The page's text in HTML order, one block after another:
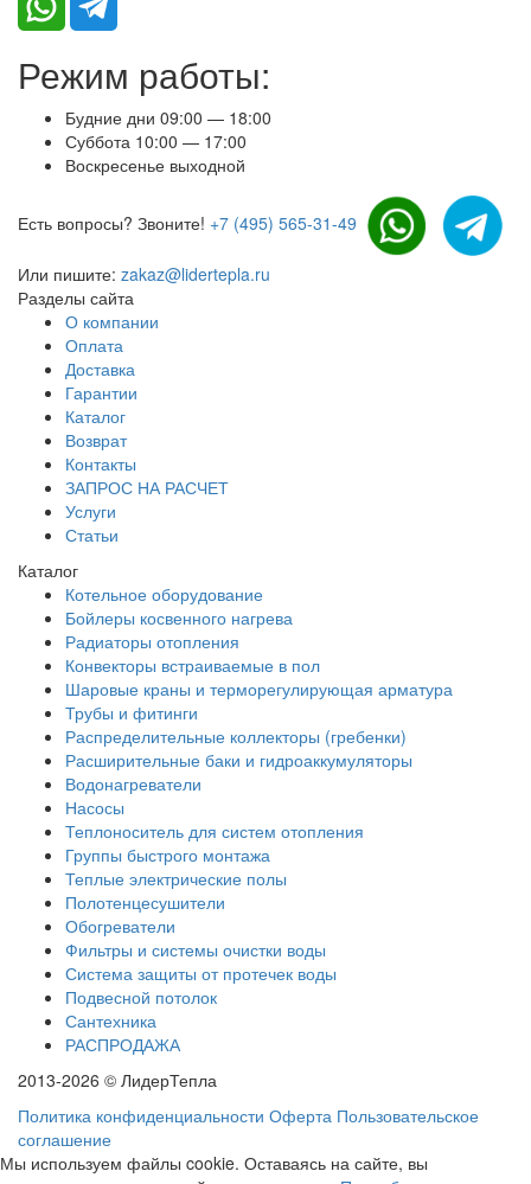
Режим работы:
Будние дни 09:00 — 18:00
Суббота 10:00 — 17:00
Воскресенье выходной
Есть вопросы? Звоните! +7 (495) 565-31-49
Или пишите: zakaz@lidertepla.ru
Разделы сайта
О компании
Оплата
Доставка
Гарантии
Каталог
Возврат
Контакты
ЗАПРОС НА РАСЧЕТ
Услуги
Статьи
Каталог
Котельное оборудование
Бойлеры косвенного нагрева
Радиаторы отопления
Конвекторы встраиваемые в пол
Шаровые краны и терморегулирующая арматура
Трубы и фитинги
Распределительные коллекторы (гребенки)
Расширительные баки и гидроаккумуляторы
Водонагреватели
Насосы
Теплоноситель для систем отопления
Группы быстрого монтажа
Теплые электрические полы
Полотенцесушители
Обогреватели
Фильтры и системы очистки воды
Система защиты от протечек воды
Подвесной потолок
Сантехника
РАСПРОДАЖА
2013-2026 © ЛидерТепла
Политика конфиденциальности Оферта Пользовательское
соглашение
Мы используем файлы cookie. Оставаясь на сайте, вы